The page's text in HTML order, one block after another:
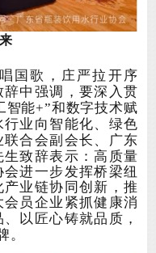
国歌，庄严拉开序
中强调，要深入贯
智能+”和数字技术赋
业向智能化、绿色
联合会副会长、广东
致辞表示：高质量
会进一步发挥桥梁纽
业链协同创新，推
会员 企业紧抓健康消
以匠心铸就品质，
。